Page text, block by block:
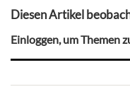
Diesen Artikel
Einloggen, um Themen